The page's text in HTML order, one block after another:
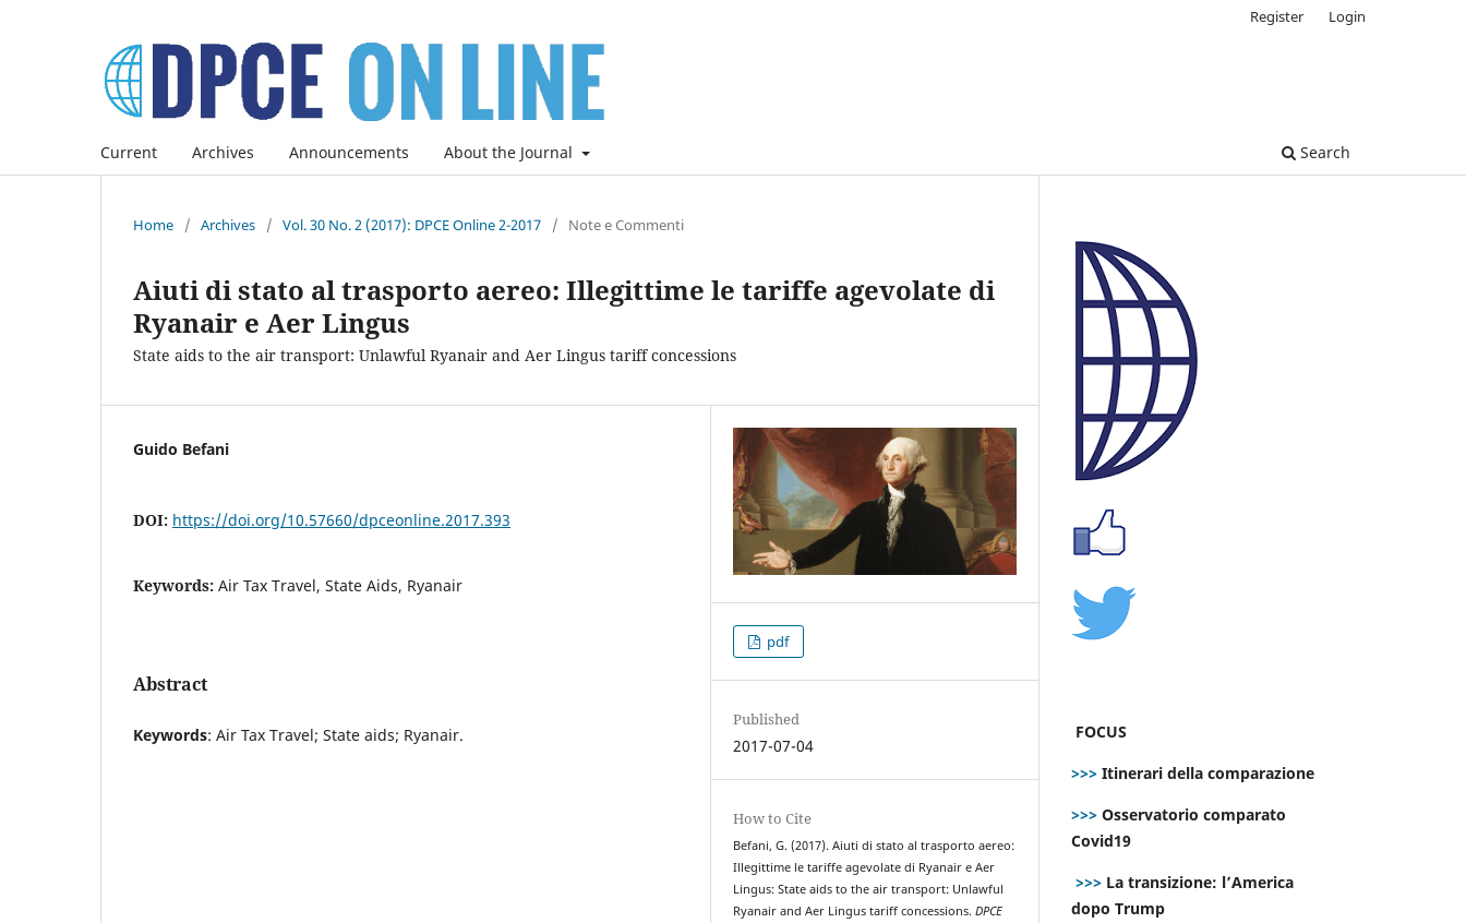
Current Archives Announcements About the Journal Search
Register Login
Home / Archives / Vol. 30 No. 2 (2017): DPCE Online 2-2017 / Note e Commenti
Aiuti di stato al trasporto aereo: Illegittime le tariffe agevolate di
Ryanair e Aer Lingus
State aids to the air transport: Unlawful Ryanair and Aer Lingus tariff concessions
Guido Befani
DOI: https://doi.org/10.57660/dpceonline.2017.393
Keywords: Air Tax Travel, State Aids, Ryanair
Abstract
Keywords: Air Tax Travel; State aids; Ryanair.
pdf
Published
2017-07-04
How to Cite
Befani, G. (2017). Aiuti di stato al trasporto aereo:
Illegittime le tariffe agevolate di Ryanair e Aer
Lingus: State aids to the air transport: Unlawful
Ryanair and Aer Lingus tariff concessions.DPCE
FOCUS
>>> Itinerari della comparazione
>>> Osservatorio comparato
Covid19
>>> La transizione: l’America
dopo Trump